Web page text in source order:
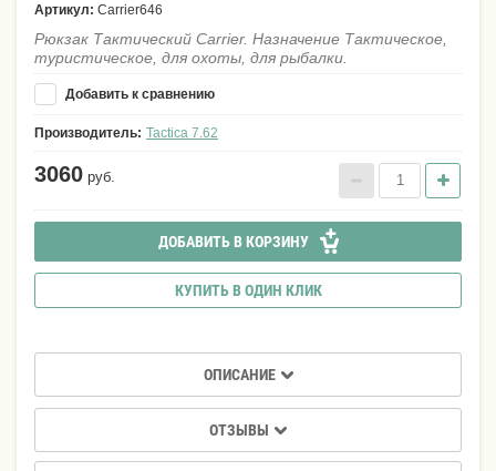
Артикул: Carrier646
Рюкзак Тактический Carrier. Назначение Тактическое,
туристическое, для охоты, для рыбалки.
Добавить к сравнению
Производитель: Tactica 7.62
3060 руб.
ДОБАВИТЬ В КОРЗИНУ
КУПИТЬ В ОДИН КЛИК
ОПИСАНИЕ
ОТЗЫВЫ